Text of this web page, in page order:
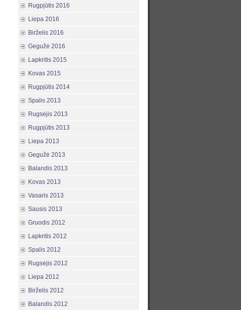
Rugpjūtis 2016
Liepa 2016
Birželis 2016
Gegužė 2016
Lapkritis 2015
Kovas 2015
Rugpjūtis 2014
Spalis 2013
Rugsėjis 2013
Rugpjūtis 2013
Liepa 2013
Gegužė 2013
Balandis 2013
Kovas 2013
Vasaris 2013
Sausis 2013
Gruodis 2012
Lapkritis 2012
Spalis 2012
Rugsėjis 2012
Liepa 2012
Birželis 2012
Balandis 2012